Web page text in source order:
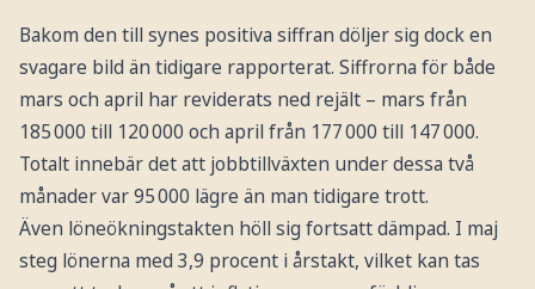
Bakom den till synes positiva siffran döljer sig dock en
svagare bild än tidigare rapporterat. Siffrorna för både
mars och april har reviderats ned rejält – mars från
185 000 till 120 000 och april från 177 000 till 147 000.
Totalt innebär det att jobbtillväxten under dessa två
månader var 95 000 lägre än man tidigare trott.
Även löneökningstakten höll sig fortsatt dämpad. I maj
steg lönerna med 3,9 procent i årstakt, vilket kan tas